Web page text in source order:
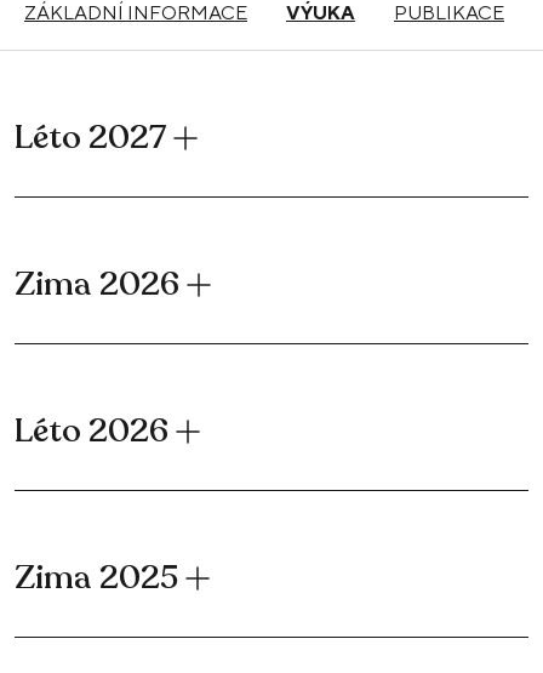
ZÁKLADNÍ INFORMACE VÝUKA PUBLIKACE
Léto 2027
Zima 2026
Léto 2026
Zima 2025